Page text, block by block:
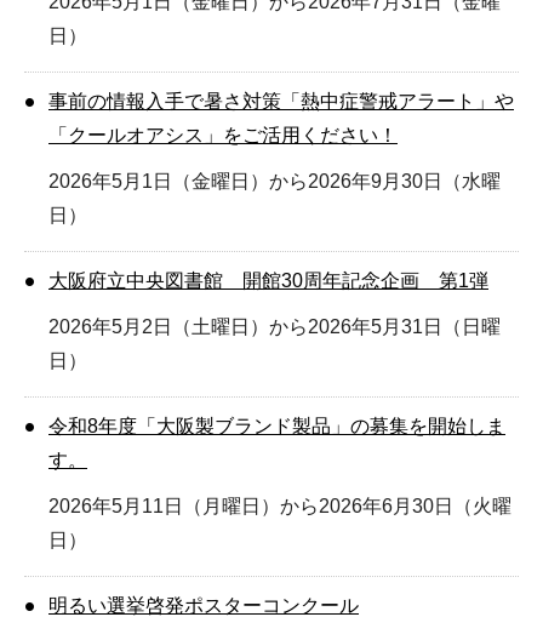
日）
事前の情報入手で暑さ対策「熱中症警戒アラート」や
「クールオアシス」をご活用ください！
2026年5月1日（金曜日）から2026年9月30日（水曜
日）
大阪府立中央図書館 開館30周年記念企画 第1弾
2026年5月2日（土曜日）から2026年5月31日（日曜
日）
令和8年度「大阪製ブランド製品」の募集を開始しま
す。
2026年5月11日（月曜日）から2026年6月30日（火曜
日）
明るい選挙啓発ポスターコンクール